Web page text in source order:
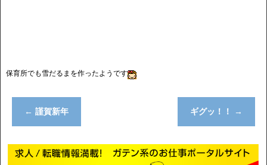
保育所でも雪だるまを作ったようです
← 謹賀新年 ギグッ！！ →